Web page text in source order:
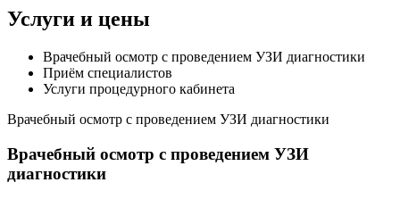
Услуги и цены
Врачебный осмотр с проведением УЗИ диагностики
Приём специалистов
Услуги процедурного кабинета
Врачебный осмотр с проведением УЗИ диагностики
Врачебный осмотр с проведением УЗИ
диагностики